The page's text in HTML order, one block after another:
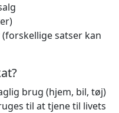
satser kan
brug (hjem, bil, tøj)
til at tjene til livets